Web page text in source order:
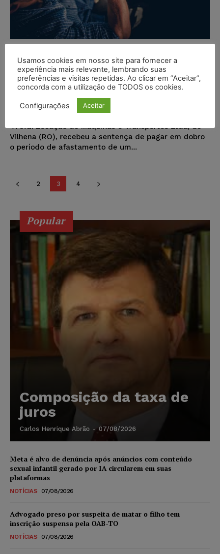
Motorista demitido após ação
trabalhista contra patrão
receberá em dobro por período de
afastamento
NOTÍCIAS Portal Juristas
A J.G. Locação de Máquinas e Transportes Ltda, de
Vilhena (RO), recebeu a sentença de pagar em dobro
o período de afastamento de um...
2 3 4
Popular
Composição da taxa de
juros
Carlos Henrique Abrão - 07/08/2026
Meta é alvo de denúncia após anúncios com conteúdo
sexual infantil gerado por IA circularem em suas
plataformas
NOTÍCIAS 07/08/2026
Advogado preso por suspeita de matar o filho tem
inscrição suspensa pela OAB-TO
NOTÍCIAS 07/08/2026
Usamos cookies em nosso site para fornecer a
experiência mais relevante, lembrando suas
preferências e visitas repetidas. Ao clicar em “Aceitar”,
concorda com a utilização de TODOS os cookies.
Configurações Aceitar